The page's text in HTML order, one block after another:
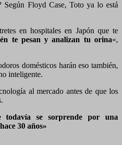
Según Floyd Case, Toto ya lo está
en hospitales en Japón que te
te pesan y analizan tu orina«,
domésticos harán eso también,
inteligente.
al mercado antes de que los
todavía se sorprende por una
30 años»